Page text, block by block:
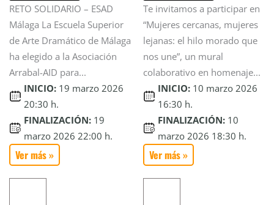
RETO SOLIDARIO – ESAD
Málaga La Escuela Superior
de Arte Dramático de Málaga
ha elegido a la Asociación
Arrabal-AID para...
INICIO: 19 marzo 2026
20:30 h.
FINALIZACIÓN: 19
marzo 2026 22:00 h.
Ver más »
Te invitamos a participar en
“Mujeres cercanas, mujeres
lejanas: el hilo morado que
nos une”, un mural
colaborativo en homenaje...
INICIO: 10 marzo 2026
16:30 h.
FINALIZACIÓN: 10
marzo 2026 18:30 h.
Ver más »